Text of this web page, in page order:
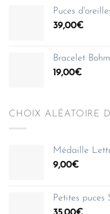
Puces
39,00€
Bracelet
19,00€
CHOIX ALÉATOIRE
Médaille
9,00€
Petites puces